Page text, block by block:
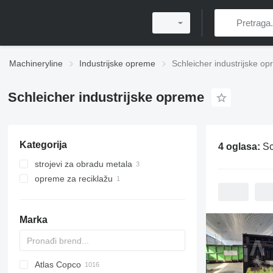
Machineryline Industrijske opreme Schleicher industrijske
Schleicher industrijske opreme
Kategorija
strojevi za obradu metala
strojevi za ravnanje limova
opreme za reciklažu
Marka
PDS
APD
AB
Ensis
VZ
AG3
Atlas Copco
4 oglasa: